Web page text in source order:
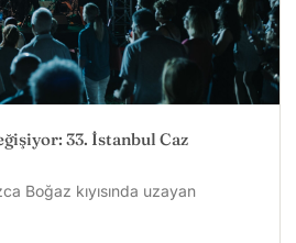
33. İstanbul Caz
Boğaz kıyısında uzayan